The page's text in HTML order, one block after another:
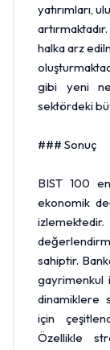
yatırımları,
halka arz
gibi yeni
sektördeki
### Sonuç
BIST 100
ekonomik
sahiptir.
gayrimenkul
dinamiklere
için
Özellikle